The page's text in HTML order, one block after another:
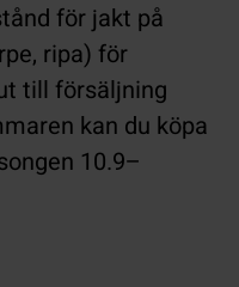
för jakt på
ripa) för
till försäljning
kan du köpa
10.9–